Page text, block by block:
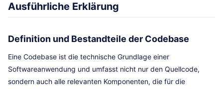
Ausführliche Erklärung
Definition und Bestandteile der Codebase
Eine Codebase ist die technische Grundlage einer
Softwareanwendung und umfasst nicht nur den Quellcode,
sondern auch alle relevanten Komponenten, die für die